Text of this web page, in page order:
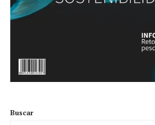
Buscar